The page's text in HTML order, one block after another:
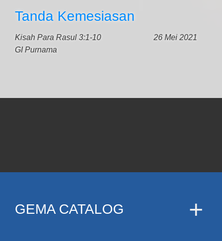
Tanda Kemesiasan
Kisah Para Rasul 3:1-10
26 Mei 2021
GI Purnama
GEMA CATALOG